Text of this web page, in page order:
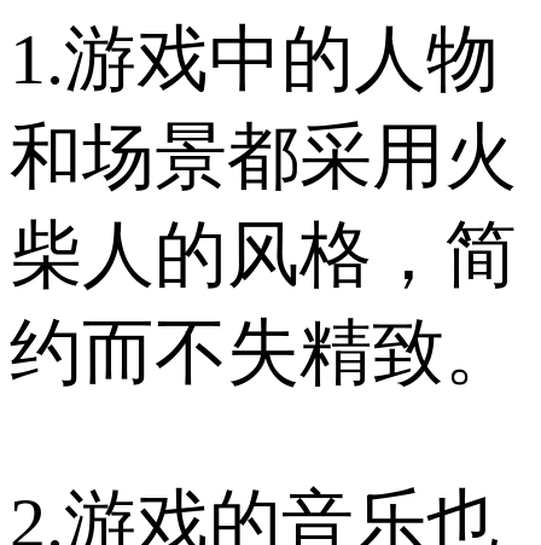
1.游戏中的人物
和场景都采用火
柴人的风格，简
约而不失精致。
2.游戏的音乐也